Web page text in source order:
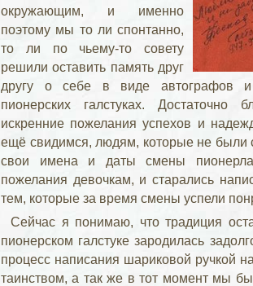
окружающим, и именно
поэтому мы то ли спонтанно,
то ли по чьему-то совету
решили оставить память друг
другу о себе в виде автографов
пионерских галстуках.
искренние пожелания успехов и
ещё свидимся, людям, которые не были
свои имена и даты смены
пожелания девочкам, и старались
тем, которые за время смены успели
Сейчас я понимаю, что традиция
пионерском галстуке зародилась
процесс написания шариковой ручкой
таинством, а так же в тот момент мы